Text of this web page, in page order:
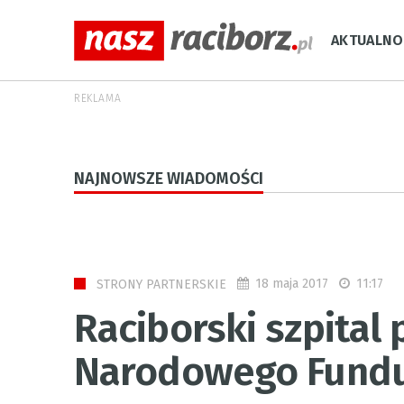
REKLAMA
NAJNOWSZE WIADOMOŚCI
STRONY PARTNERSKIE 18 maja 2017 11:17
Raciborski szpital
Narodowego